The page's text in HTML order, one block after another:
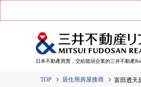
日本不動產買賣，交給龍頭企業的三井不動產
TOP 居住用房屋搜尋 富田透天